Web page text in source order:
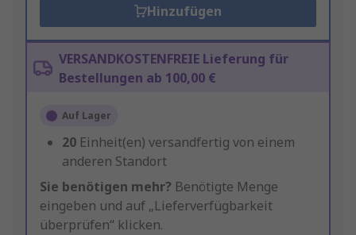
Hinzufügen
VERSANDKOSTENFREIE Lieferung für
Bestellungen ab 100,00 €
Auf Lager
20 Einheit(en) versandfertig von einem
anderen Standort
Sie benötigen mehr? Benötigte Menge
eingeben und auf „Lieferverfügbarkeit
überprüfen“ klicken.